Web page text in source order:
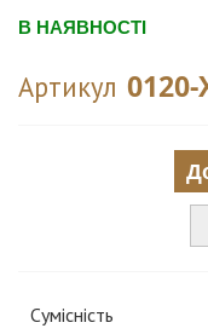
В НАЯВНОСТІ
Артикул 0120-
Сумісність